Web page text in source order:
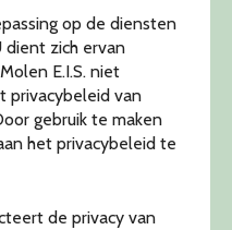
op de diensten
dient zich ervan
E.I.S. niet
privacybeleid van
gebruik te maken
het privacybeleid te
de privacy van